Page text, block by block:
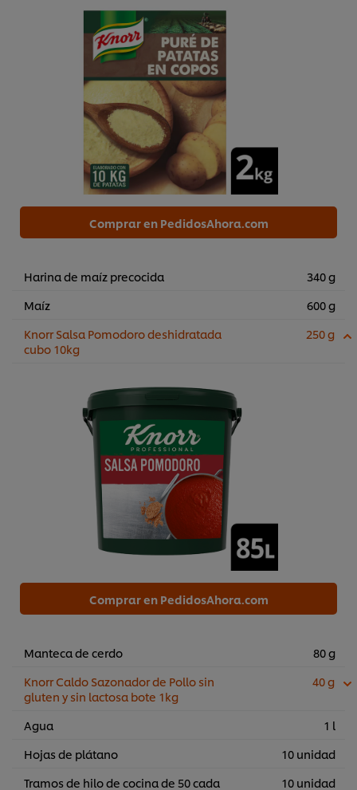
Comprar en PedidosAhora.com
Harina de maíz precocida
340 g
Maíz
600 g
Knorr Salsa Pomodoro deshidratada
cubo 10kg
250 g
Comprar en PedidosAhora.com
Manteca de cerdo
80 g
Knorr Caldo Sazonador de Pollo sin
gluten y sin lactosa bote 1kg
40 g
Agua
1 l
Hojas de plátano
10 unidad
Tramos de hilo de cocina de 50 cada
10 unidad